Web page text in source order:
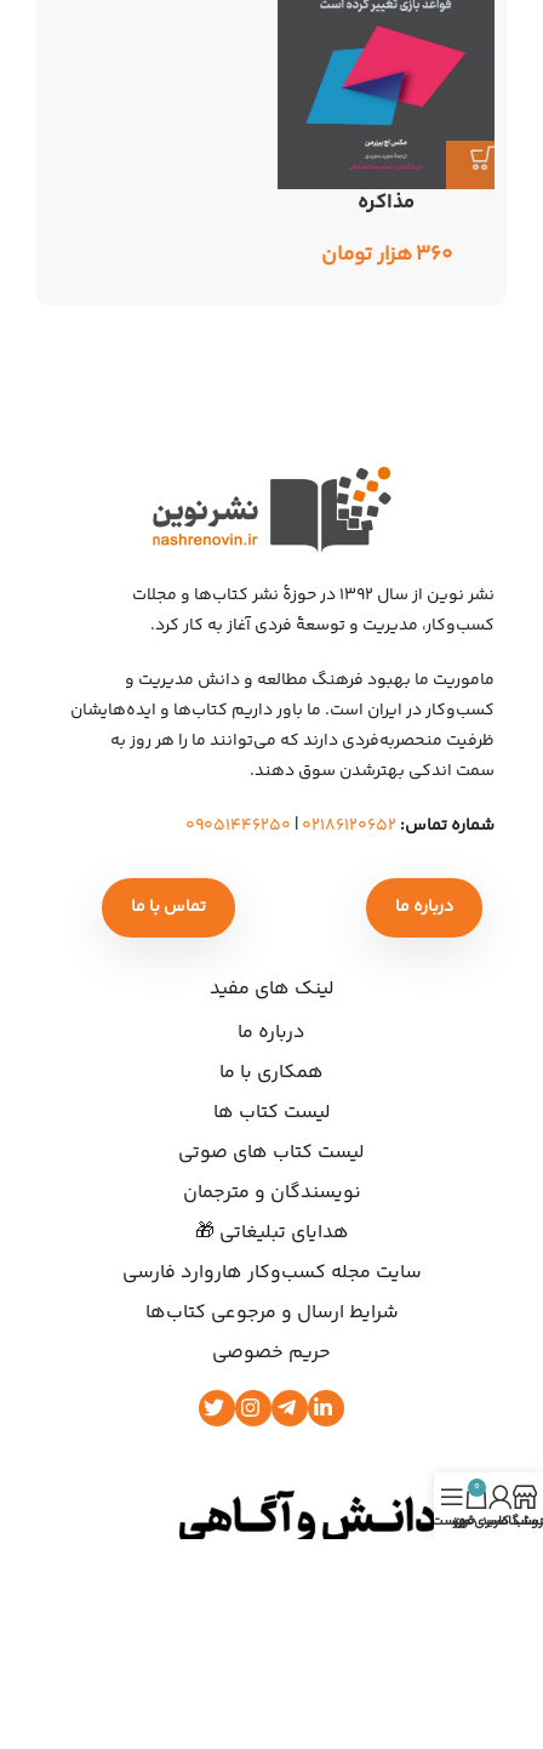
مذاکره
۳۶۰هزار تومان
نشر نوین از سال ۱۳۹۲ در حوزهٔ نشر کتاب‌ها و مجلات
کسب‌وکار، مدیریت و توسعهٔ فردی آغاز به کار کرد.
ماموریت ما بهبود فرهنگ مطالعه و دانش مدیریت و
کسب‌وکار در ایران است. ما باور داریم کتاب‌ها و ایده‌هایشان
ظرفیت منحصربه‌فردی دارند که می‌توانند ما را هر روز به
سمت اندکی بهتر‌شدن سوق دهند.
شماره تماس: ۰۲۱۸۶۱۲۰۶۵۲| ۰۹۰۵۱۴۴۶۲۵۰
درباره ما تماس با ما
لینک های مفید
درباره ما
همکاری با ما
لیست کتاب ها
لیست کتاب های صوتی
نویسندگان و مترجمان
هدایای تبلیغاتی 🎁
سایت مجله کسب‌وکار هاروارد فارسی
شرایط ارسال و مرجوعی کتاب‌ها
حریم خصوصی
کاربری من
0
سبد خریدفهرست